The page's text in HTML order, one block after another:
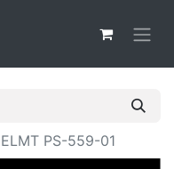
PS-559-01